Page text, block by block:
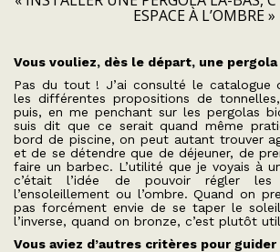
ESPACE À L’OMBRE »
Vous vouliez, dès le départ, une
Pas du tout ! J’ai consulté le catalogue
les différentes propositions de
puis, en me penchant sur les pergolas
suis dit que ce serait quand même
bord de piscine, on peut autant trouver
et de se détendre que de déjeuner, de
faire un barbec. L’utilité que je voyais à
c’était l’idée de pouvoir régler les
l’ensoleillement ou l’ombre. Quand on
pas forcément envie de se taper le
l’inverse, quand on bronze, c’est plutôt
Vous aviez d’autres critères pour